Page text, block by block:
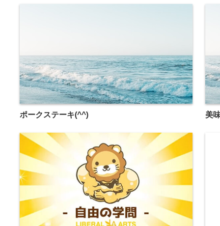
ポークステーキ(^^) 美